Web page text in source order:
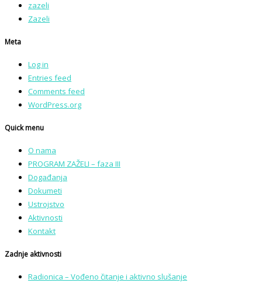
zazeli
Zazeli
Meta
Log in
Entries feed
Comments feed
WordPress.org
Quick menu
O nama
PROGRAM ZAŽELI – faza III
Događanja
Dokumeti
Ustrojstvo
Aktivnosti
Kontakt
Zadnje aktivnosti
Radionica – Vođeno čitanje i aktivno slušanje